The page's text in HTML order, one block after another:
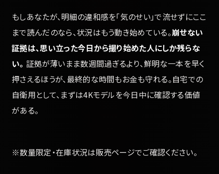
もしあなたが、明細の違和感を「気のせい」で流せずにここ
まで読んだのなら、状況はもう動き始めている。崩せない
証拠は、思い立った今日から撮り始めた人にしか残らな
い。 証拠が薄いまま数週間過ぎるより、鮮明な一本を早く
押さえるほうが、最終的な時間もお金も守れる。自宅での
自衛用として、まずは4Kモデルを今日中に確認する価値
がある。
※数量限定・在庫状況は販売ページでご確認ください。